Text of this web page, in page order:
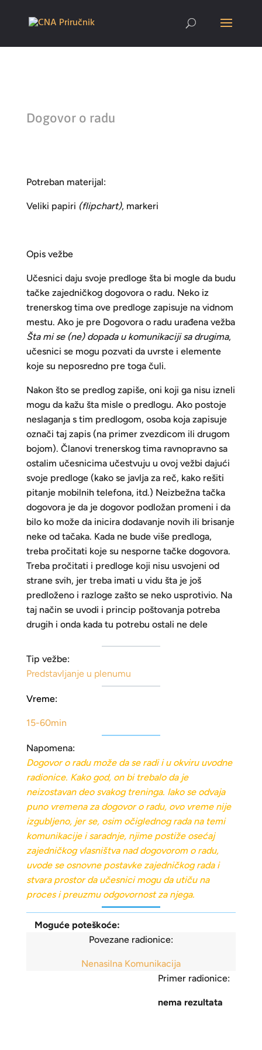
Dogovor o radu
Potreban materijal:
Veliki papiri (flipchart), markeri
Opis vežbe
Učesnici daju svoje predloge šta bi mogle da budu
tačke zajedničkog dogovora o radu. Neko iz
trenerskog tima ove predloge zapisuje na vidnom
mestu. Ako je pre Dogovora o radu urađena vežba
Šta mi se (ne) dopada u komunikaciji sa drugima,
učesnici se mogu pozvati da uvrste i elemente
koje su neposredno pre toga čuli.
Nakon što se predlog zapiše, oni koji ga nisu izneli
mogu da kažu šta misle o predlogu. Ako postoje
neslaganja s tim predlogom, osoba koja zapisuje
označi taj zapis (na primer zvezdicom ili drugom
bojom). Članovi trenerskog tima ravnopravno sa
ostalim učesnicima učestvuju u ovoj vežbi dajući
svoje predloge (kako se javlja za reč, kako rešiti
pitanje mobilnih telefona, itd.) Neizbežna tačka
dogovora je da je dogovor podložan promeni i da
bilo ko može da inicira dodavanje novih ili brisanje
neke od tačaka. Kada ne bude više predloga,
treba pročitati koje su nesporne tačke dogovora.
Treba pročitati i predloge koji nisu usvojeni od
strane svih, jer treba imati u vidu šta je još
predloženo i razloge zašto se neko usprotivio. Na
taj način se uvodi i princip poštovanja potreba
drugih i onda kada tu potrebu ostali ne dele
Tip vežbe:
Predstavljanje u plenumu
Vreme:
15-60min
Napomena:
Dogovor o radu može da se radi i u okviru uvodne
radionice. Kako god, on bi trebalo da je
neizostavan deo svakog treninga. Iako se odvaja
puno vremena za dogovor o radu, ovo vreme nije
izgubljeno, jer se, osim očiglednog rada na temi
komunikacije i saradnje, njime postiže osećaj
zajedničkog vlasništva nad dogovorom o radu,
uvode se osnovne postavke zajedničkog rada i
stvara prostor da učesnici mogu da utiču na
proces i preuzmu odgovornost za njega.
Moguće poteškoće:
Povezane radionice:
Nenasilna Komunikacija
Primer radionice:
nema rezultata